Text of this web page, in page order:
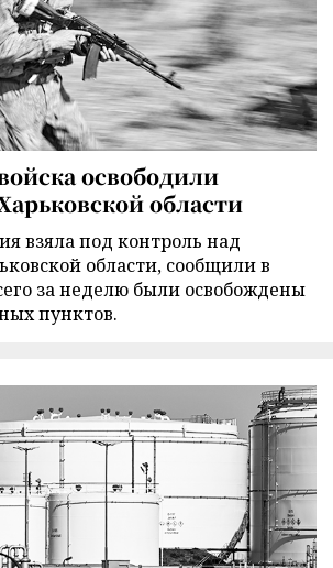
освободили
области
взяла под контроль над
области, сообщили в
за неделю были освобождены
пунктов.